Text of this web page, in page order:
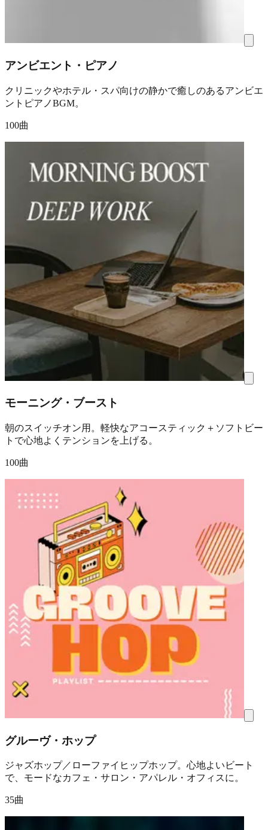
アンビエント・ピアノ
クリニックやホテル・スパ向けの静かで癒しのあるアンビエ
ントピアノBGM。
100曲
モーニング・ブースト
朝のスイッチオン用。軽快なアコースティック＋ソフトビー
トで心地よくテンションを上げる。
100曲
グルーヴ・ホップ
ジャズホップ／ローファイヒップホップ。心地よいビート
で、モードなカフェ・サロン・アパレル・オフィスに。
35曲